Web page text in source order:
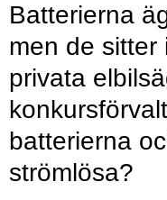
Batterierna
men de sitter
privata
batterierna
strömlösa?